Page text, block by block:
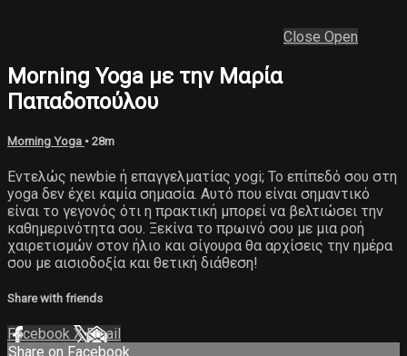
Close Open
Morning Yoga με την Μαρία
Παπαδοπούλου
Morning Yoga • 28m
Εντελώς newbie ή επαγγελματίας yogi; Το επίπεδό σου στη
yoga δεν έχει καμία σημασία. Αυτό που είναι σημαντικό
είναι το γεγονός ότι η πρακτική μπορεί να βελτιώσει την
καθημερινότητα σου. Ξεκίνα το πρωινό σου με μια ροή
χαιρετισμών στον ήλιο και σίγουρα θα αρχίσεις την ημέρα
σου με αισιοδοξία και θετική διάθεση!
Share with friends
Facebook XEmail
Share on Facebook